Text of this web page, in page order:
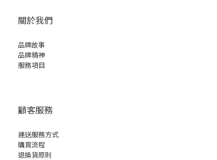
關於我們
品牌故事
品牌精神
服務項目
顧客服務
運送服務方式
購買流程
退換貨原則